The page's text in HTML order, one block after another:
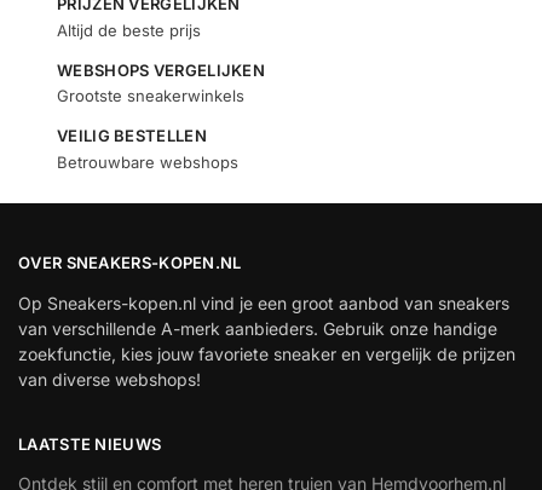
PRIJZEN VERGELIJKEN
Altijd de beste prijs
WEBSHOPS VERGELIJKEN
Grootste sneakerwinkels
VEILIG BESTELLEN
Betrouwbare webshops
OVER SNEAKERS-KOPEN.NL
Op Sneakers-kopen.nl vind je een groot aanbod van sneakers
van verschillende A-merk aanbieders. Gebruik onze handige
zoekfunctie, kies jouw favoriete sneaker en vergelijk de prijzen
van diverse webshops!
LAATSTE NIEUWS
Ontdek stijl en comfort met heren truien van Hemdvoorhem.nl